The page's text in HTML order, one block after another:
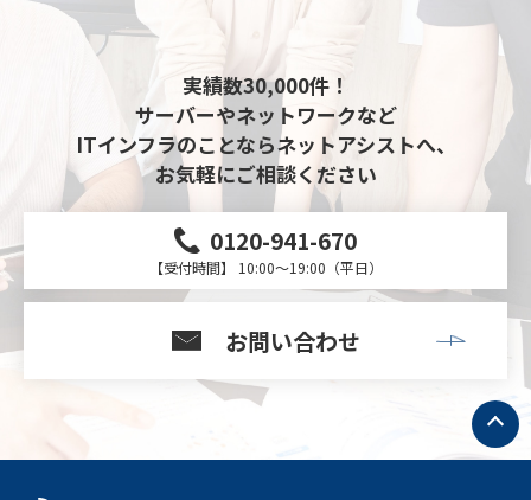
実績数30,000件！
サーバーやネットワークなど
ITインフラのことならネットアシストへ、
お気軽にご相談ください
0120-941-670
【受付時間】 10:00～19:00（平日）
お問い合わせ
ト
ッ
プ
へ